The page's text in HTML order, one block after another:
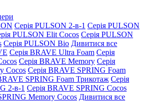
Серія PULSON 2-в-1 Серія PULSON
PULSON Elit Cocos Серія PULSON
Серія PULSON Bio Дивитися все
Серія BRAVE Ultra Foam Серія
Серія BRAVE Memory Серія
Cocos Серія BRAVE SPRING Foam
SPRING Foam Трикотаж Серія
2-в-1 Серія BRAVE SPRING Cocos
Memory Cocos Дивитися все